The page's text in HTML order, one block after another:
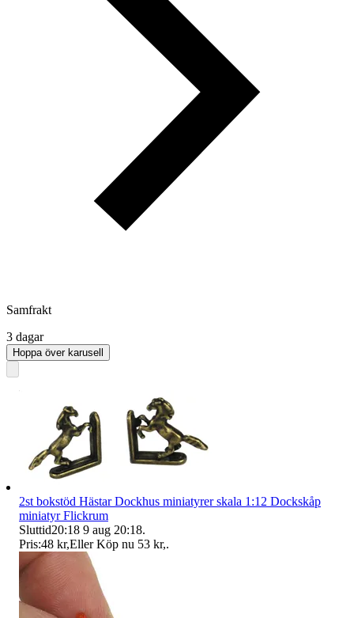
Samfrakt
3 dagar
Hoppa över karusell
2st bokstöd Hästar Dockhus miniatyrer skala 1:12 Dockskåp
miniatyr Flickrum
Sluttid20:18 9 aug 20:18.
Pris:48 kr,Eller Köp nu 53 kr,.